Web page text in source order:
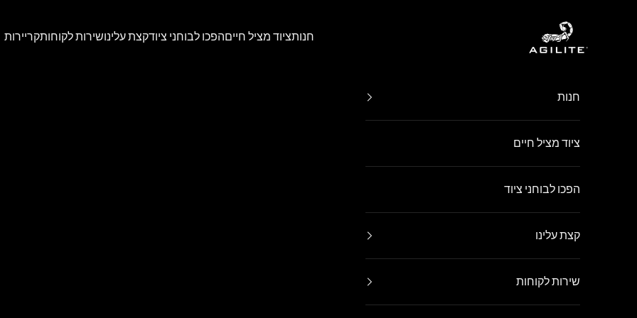
Agilite Israel
חנותציוד מציל חייםהפכו לבוחני ציודקצת עלינושירות לקוחותקריירות
חנות
ציוד מציל חיים
הפכו לבוחני ציוד
קצת עלינו
שירות לקוחות